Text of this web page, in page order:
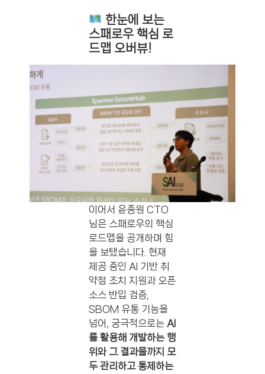
한눈에 보는
스패로우 핵심 로
드맵 오버뷰!
이어서 윤종원 CTO
님은 스패로우의 핵심
로드맵을 공개하며 힘
을 보탰습니다. 현재
제공 중인 AI 기반 취
약점 조치 지원과 오픈
소스 반입 검증,
SBOM 유통 기능을
넘어, 궁극적으로는 AI
를 활용해 개발하는 행
위와 그 결과물까지 모
두 관리하고 통제하는